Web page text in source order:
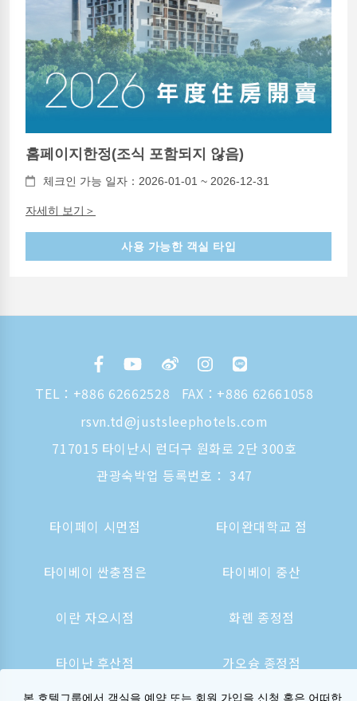
홈페이지한정(조식 포함되지 않음)
체크인 가능 일자：2026-01-01 ~ 2026-12-31
자세히 보기＞
사용 가능한 객실 타입
TEL： +886 62662528
FAX：+886 62661058
rsvn.td@justsleephotels.com
717015 타이난시 런더구 원화로 2단 300호
관광숙박업 등록번호： 347
타이페이 시먼점 타이완대학교 점
타이베이 싼충점은 타이베이 중산
이란 자오시점 화롄 종정점
타이난 후산점 가오슝 종정점
본 호텔그룹에서 객실을 예약 또는 회원 가입을 신청 혹은 어떠한